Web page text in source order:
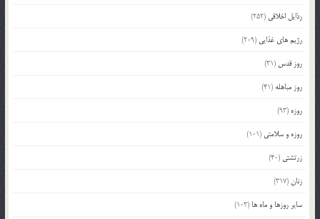
رذایل اخلاقی (252)
رژیم های غذایی (209)
روز قدس (31)
روز مباهله (41)
روزه (93)
روزه و سلامتی (101)
زرتشتی (40)
زنان(317)
سایر روزها و ماه ها (103)